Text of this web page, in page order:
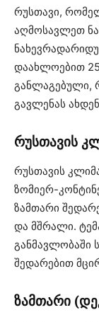
რუსთავი,
აღმოსავლეთ
დაახლოებით
განლაგებული,
გავლენას
რუსთავის
რუსთავის
ზომიერ-
ზამთარი
და მშრალი.
განმავლობაში
შედარებით
ზამთარი